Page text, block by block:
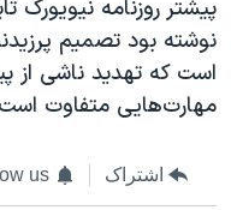
پیشتر روزنامه نیویورک
نوشته بود تصمیم
است که تهدید ناشی از
مهارت‌هایی متفاوت
اشتراک us